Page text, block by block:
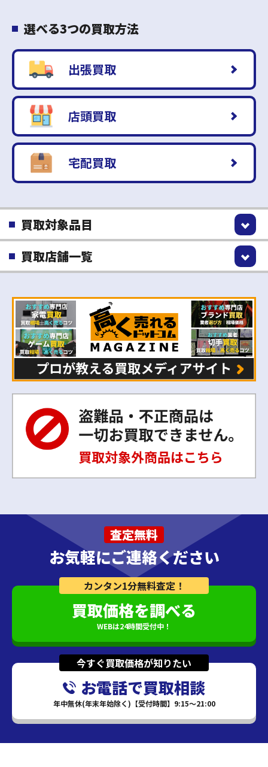
選べる3つの買取方法
出張買取
店頭買取
宅配買取
買取対象品目
買取店舗一覧
査定無料
お気軽にご連絡ください
カンタン1分無料査定！
買取価格を調べる
WEBは24時間受付中！
今すぐ買取価格が知りたい
お電話で買取相談
年中無休(年末年始除く)【受付時間】9:15～21:00